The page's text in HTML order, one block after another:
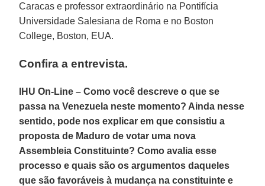
Caracas e professor extraordinário na Pontifícia
Universidade Salesiana de Roma e no Boston
College, Boston, EUA.
Confira a entrevista.
IHU On-Line – Como você descreve o que se
passa na Venezuela neste momento? Ainda nesse
sentido, pode nos explicar em que consistiu a
proposta de Maduro de votar uma nova
Assembleia Constituinte? Como avalia esse
processo e quais são os argumentos daqueles
que são favoráveis à mudança na constituinte e